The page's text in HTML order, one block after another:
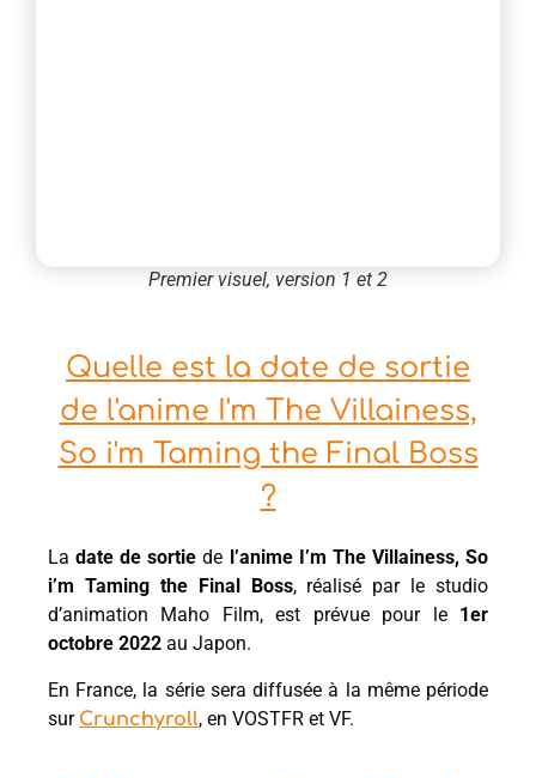
Premier visuel, version 1 et 2
Quelle est la date de sortie
de l'anime I'm The Villainess,
So i'm Taming the Final Boss
?
Ladate de sortie de l’anime I’m The Villainess, So
i’m Taming the Final Boss, réalisé par le studio
d’animation Maho Film, est prévue pour le 1er
octobre 2022 au Japon.
En France, la série sera diffusée à la même période
sur Crunchyroll, en VOSTFR et VF.